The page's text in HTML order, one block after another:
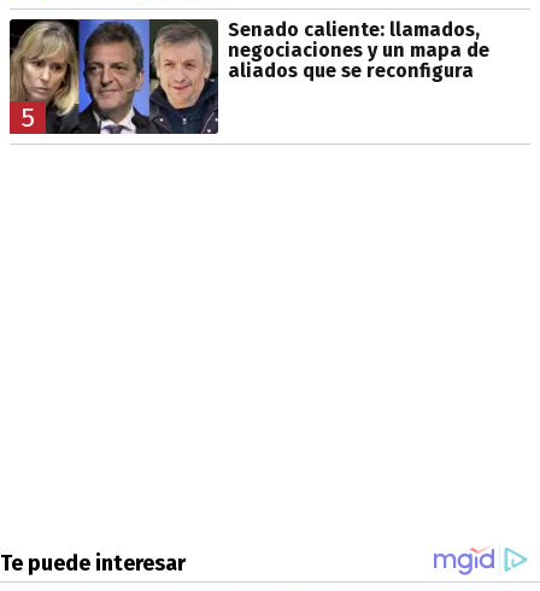
5
Senado caliente: llamados,
negociaciones y un mapa de
aliados que se reconfigura